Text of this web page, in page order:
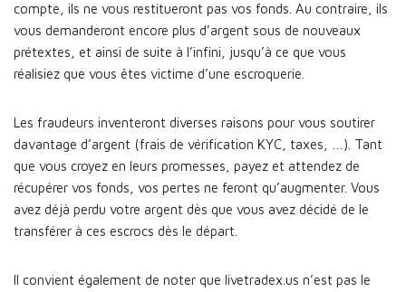
compte, ils ne vous restitueront pas vos fonds. Au contraire, ils
vous demanderont encore plus d’argent sous de nouveaux
prétextes, et ainsi de suite à l’infini, jusqu’à ce que vous
réalisiez que vous êtes victime d’une escroquerie.
Les fraudeurs inventeront diverses raisons pour vous soutirer
davantage d’argent (frais de vérification KYC, taxes, …). Tant
que vous croyez en leurs promesses, payez et attendez de
récupérer vos fonds, vos pertes ne feront qu’augmenter. Vous
avez déjà perdu votre argent dès que vous avez décidé de le
transférer à ces escrocs dès le départ.
Il convient également de noter que livetradex.us n’est pas le